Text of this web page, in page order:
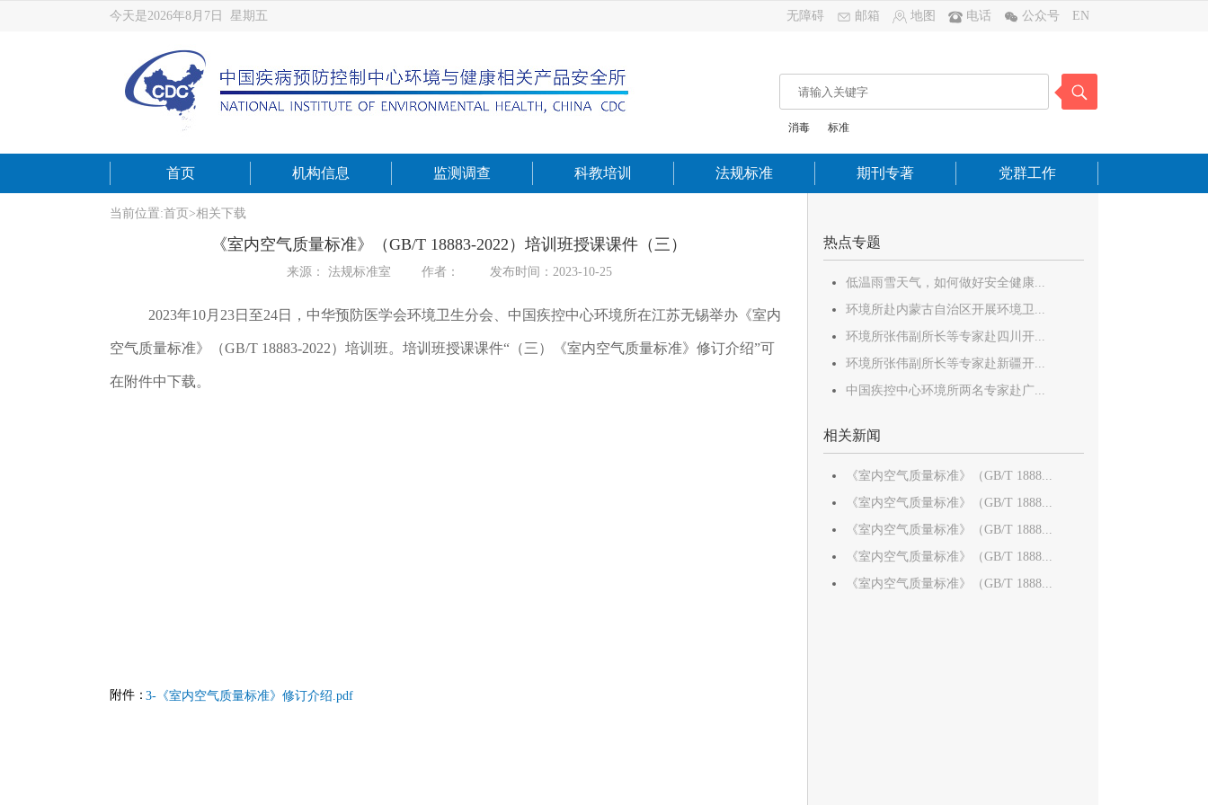
今天是2026年8月7日 星期五 无障碍 邮箱 地图 电话 公众号 EN
消毒 标准
首页 机构信息 监测调查 科教培训 法规标准 期刊专著 党群工作
当前位置:首页 >相关下载
《室内空气质量标准》（GB/T 18883-2022）培训班授课课件（三）
来源： 法规标准室 作者： 发布时间：2023-10-25
2023年10月23日至24日，中华预防医学会环境卫生分会、中国疾控中心环境所在江苏无锡举办《室内
空气质量标准》（GB/T 18883-2022）培训班。培训班授课课件“（三）《室内空气质量标准》修订介绍”可
在附件中下载。
附件：3-《室内空气质量标准》修订介绍.pdf
热点专题
低温雨雪天气，如何做好安全健康...
环境所赴内蒙古自治区开展环境卫...
环境所张伟副所长等专家赴四川开...
环境所张伟副所长等专家赴新疆开...
中国疾控中心环境所两名专家赴广...
相关新闻
《室内空气质量标准》（GB/T 1888...
《室内空气质量标准》（GB/T 1888...
《室内空气质量标准》（GB/T 1888...
《室内空气质量标准》（GB/T 1888...
《室内空气质量标准》（GB/T 1888...